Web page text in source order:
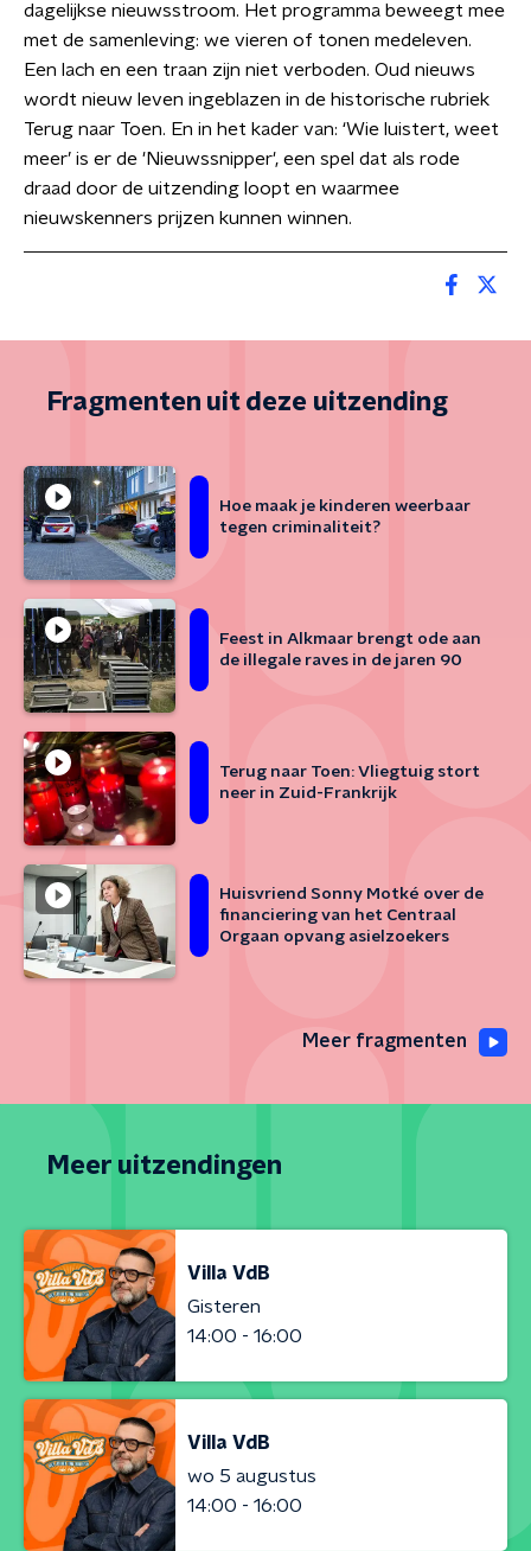
dagelijkse nieuwsstroom. Het programma beweegt mee
met de samenleving: we vieren of tonen medeleven.
Een lach en een traan zijn niet verboden. Oud nieuws
wordt nieuw leven ingeblazen in de historische rubriek
Terug naar Toen. En in het kader van: ‘Wie luistert, weet
meer’ is er de 'Nieuwssnipper', een spel dat als rode
draad door de uitzending loopt en waarmee
nieuwskenners prijzen kunnen winnen.
Fragmenten uit deze uitzending
Hoe maak je kinderen weerbaar
tegen criminaliteit?
Feest in Alkmaar brengt ode aan
de illegale raves in de jaren 90
Terug naar Toen: Vliegtuig stort
neer in Zuid-Frankrijk
Huisvriend Sonny Motké over de
financiering van het Centraal
Orgaan opvang asielzoekers
Meer fragmenten
Meer uitzendingen
Villa VdB
Gisteren
14:00 - 16:00
Villa VdB
wo 5 augustus
14:00 - 16:00